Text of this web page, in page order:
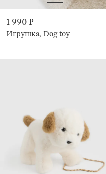
1 990 ₽
Игрушка, Dog toy